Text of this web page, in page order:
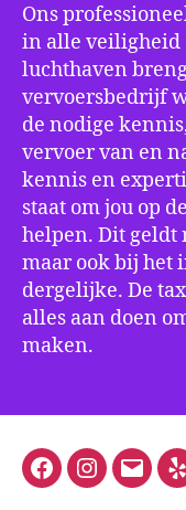
Ons
in alle veiligheid
luchthaven
vervoersbedrijf
de nodige
vervoer van en
kennis en
staat om jou op
helpen. Dit geldt
maar ook bij het
dergelijke. De
alles aan doen
maken.
FacebookInstagram
E-